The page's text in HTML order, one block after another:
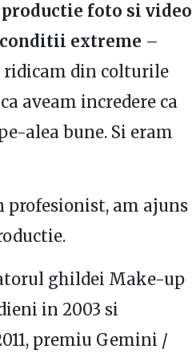
productie foto si video
extreme –
ridicam din colturile
aveam incredere ca
alea bune. Si eram
am ajuns
ghildei Make-up
in 2003 si
premiu Gemini /